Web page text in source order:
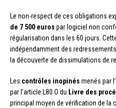
Le non-respect de ces obligations
de 7 500 euros par logiciel non
régularisation dans les 60 jours.
indépendamment des
la découverte de dissimulations de
Les contrôles inopinés menés par
par l’article L80 O du Livre des
principal moyen de vérification de la